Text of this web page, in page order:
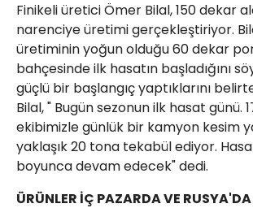
Finikeli üretici Ömer Bilal, 150 dekar
narenciye üretimi gerçekleştiriyor.
üretiminin yoğun olduğu 60 dekar
bahçesinde ilk hasatın başladığını
güçlü bir başlangıç yaptıklarını
Bilal, " Bugün sezonun ilk hasat günü.
ekibimizle günlük bir kamyon kesim
yaklaşık 20 tona tekabül ediyor.
boyunca devam edecek" dedi.
ÜRÜNLER İÇ PAZARDA VE RUSYA'DA